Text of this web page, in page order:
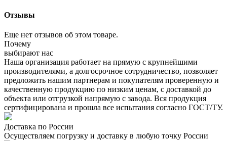
Отзывы
Еще нет отзывов об этом товаре.
Почему
выбирают нас
Наша организация работает на прямую с крупнейшими
производителями, а долгосрочное сотрудничество, позволяет
предложить нашим партнерам и покупателям проверенную и
качественную продукцию по низким ценам, с доставкой до
объекта или отгрузкой напрямую с завода. Вся продукция
сертифицирована и прошла все испытания согласно ГОСТ/ТУ.
Доставка по России
Осуществляем погрузку и доставку в любую точку России